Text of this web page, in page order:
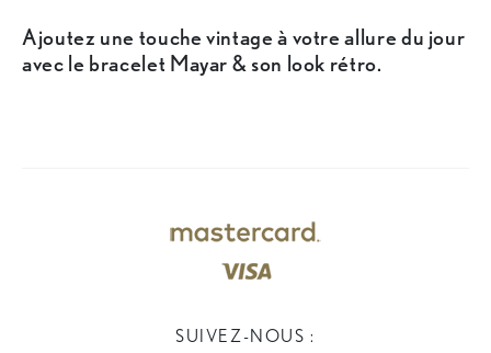
Ajoutez une touche vintage à votre allure du jour
avec le bracelet Mayar & son look rétro.
SUIVEZ-NOUS :